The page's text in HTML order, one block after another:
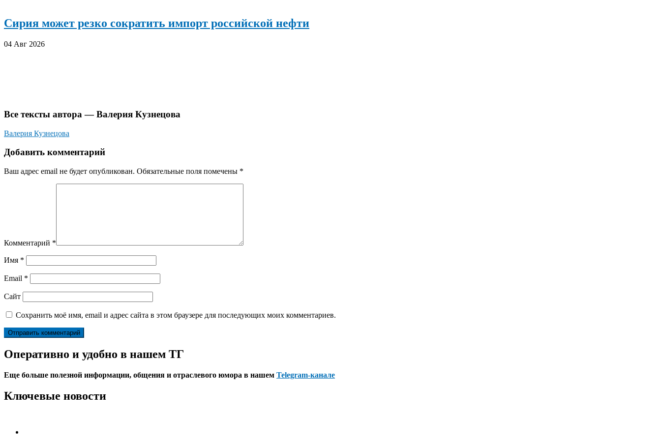
Сирия может резко сократить импорт российской нефти
04 Авг 2026
Все тексты автора — Валерия Кузнецова
Валерия Кузнецова
Добавить комментарий
Ваш адрес email не будет опубликован. Обязательные поля помечены *
Комментарий *
Имя *
Email *
Сайт
Сохранить моё имя, email и адрес сайта в этом браузере для последующих моих комментариев.
Оперативно и удобно в нашем ТГ
Еще больше полезной информации, общения и отраслевого юмора в нашем Telegram-канале
Ключевые новости